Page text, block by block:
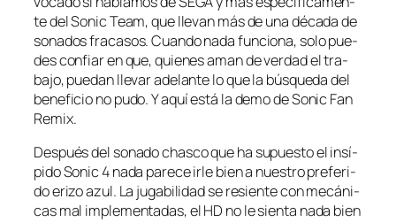
te del Sonic Team, que lle­van más de una dé­ca­da de
so­na­dos fra­ca­sos. Cuando na­da fun­cio­na, so­lo pue­
des con­fiar en que, quie­nes aman de ver­dad el tra­
ba­jo, pue­dan lle­var ade­lan­te lo que la bús­que­da del
be­ne­fi­cio no pu­do. Y aquí es­tá la de­mo de Sonic Fan
Remix.
Después del so­na­do chas­co que ha su­pues­to el in­sí­
pi­do Sonic 4 na­da pa­re­ce ir­le bien a nues­tro pre­fe­ri­
do eri­zo azul. La ju­ga­bi­li­dad se re­sien­te con me­cá­ni­
cas mal im­ple­men­ta­das, el HD no le sien­ta na­da bien